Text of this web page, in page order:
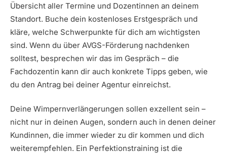
Übersicht aller Termine und Dozentinnen an deinem
Standort. Buche dein kostenloses Erstgespräch und
kläre, welche Schwerpunkte für dich am wichtigsten
sind. Wenn du über AVGS-Förderung nachdenken
solltest, besprechen wir das im Gespräch – die
Fachdozentin kann dir auch konkrete Tipps geben, wie
du den Antrag bei deiner Agentur einreichst.
Deine Wimpernverlängerungen sollen exzellent sein –
nicht nur in deinen Augen, sondern auch in denen deiner
Kundinnen, die immer wieder zu dir kommen und dich
weiterempfehlen. Ein Perfektionstraining ist die